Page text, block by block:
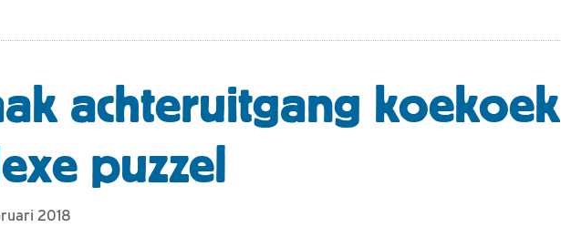
achteruitgang koekoek
puzzel
2018